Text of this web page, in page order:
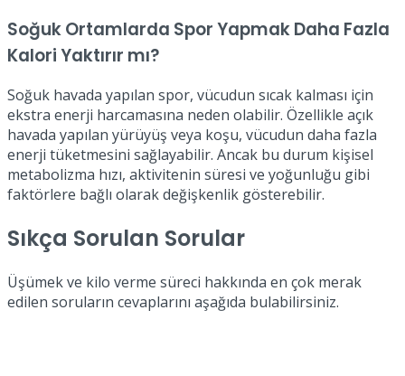
Soğuk Ortamlarda Spor Yapmak Daha Fazla
Kalori Yaktırır mı?
Soğuk havada yapılan spor, vücudun sıcak kalması için
ekstra enerji harcamasına neden olabilir. Özellikle açık
havada yapılan yürüyüş veya koşu, vücudun daha fazla
enerji tüketmesini sağlayabilir. Ancak bu durum kişisel
metabolizma hızı, aktivitenin süresi ve yoğunluğu gibi
faktörlere bağlı olarak değişkenlik gösterebilir.
Sıkça Sorulan Sorular
Üşümek ve kilo verme süreci hakkında en çok merak
edilen soruların cevaplarını aşağıda bulabilirsiniz.